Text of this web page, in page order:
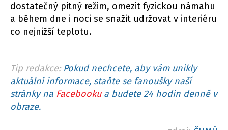
dostatečný pitný režim, omezit fyzickou námahu
a během dne i noci se snažit udržovat v interiéru
co nejnižší teplotu.
Tip redakce: Pokud nechcete, aby vám unikly
aktuální informace, staňte se fanoušky naší
stránky na Facebookua budete 24 hodin denně v
obraze.